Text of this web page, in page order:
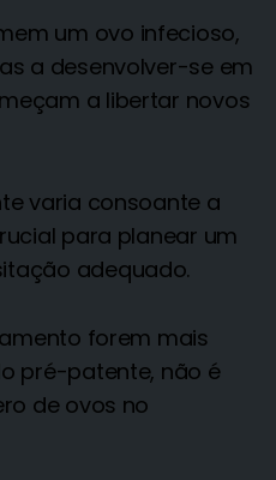
um ovo infecioso,
a desenvolver-se em
a libertar novos
varia consoante a
para planear um
adequado.
forem mais
pré-patente, não é
de ovos no